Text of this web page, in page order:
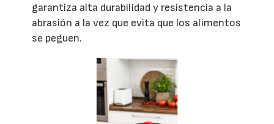
garantiza alta durabilidad y resistencia a la
abrasión a la vez que evita que los alimentos
se peguen.